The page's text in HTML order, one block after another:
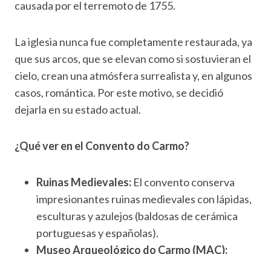
causada por el terremoto de 1755.
La iglesia nunca fue completamente restaurada, ya
que sus arcos, que se elevan como si sostuvieran el
cielo, crean una atmósfera surrealista y, en algunos
casos, romántica. Por este motivo, se decidió
dejarla en su estado actual.
¿Qué ver en el Convento do Carmo?
Ruinas Medievales: El convento conserva
impresionantes ruinas medievales con lápidas,
esculturas y azulejos (baldosas de cerámica
portuguesas y españolas).
Museo Arqueológico do Carmo (MAC):